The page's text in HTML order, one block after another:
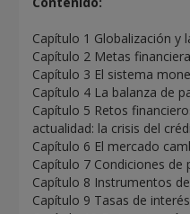
Capítulo 1 Globalización y
Capítulo 2 Metas
Capítulo 3 El sistema
Capítulo 4 La balanza de
Capítulo 5 Retos
actualidad: la crisis del
Capítulo 6 El mercado
Capítulo 7 Condiciones de
Capítulo 8 Instrumentos
Capítulo 9 Tasas de